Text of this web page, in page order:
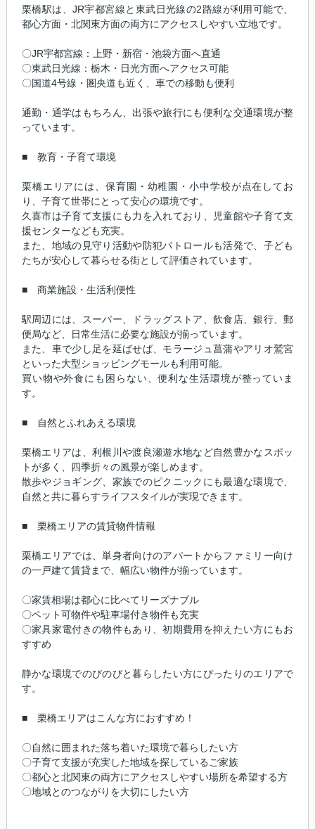
栗橋駅は、JR宇都宮線と東武日光線の2路線が利用可能で、
都心方面・北関東方面の両方にアクセスしやすい立地です。
〇JR宇都宮線：上野・新宿・池袋方面へ直通
〇東武日光線：栃木・日光方面へアクセス可能
〇国道4号線・圏央道も近く、車での移動も便利
通勤・通学はもちろん、出張や旅行にも便利な交通環境が整
っています。
■ 教育・子育て環境
栗橋エリアには、保育園・幼稚園・小中学校が点在してお
り、子育て世帯にとって安心の環境です。
久喜市は子育て支援にも力を入れており、児童館や子育て支
援センターなども充実。
また、地域の見守り活動や防犯パトロールも活発で、子ども
たちが安心して暮らせる街として評価されています。
■ 商業施設・生活利便性
駅周辺には、スーパー、ドラッグストア、飲食店、銀行、郵
便局など、日常生活に必要な施設が揃っています。
また、車で少し足を延ばせば、モラージュ菖蒲やアリオ鷲宮
といった大型ショッピングモールも利用可能。
買い物や外食にも困らない、便利な生活環境が整っていま
す。
■ 自然とふれあえる環境
栗橋エリアは、利根川や渡良瀬遊水地など自然豊かなスポッ
トが多く、四季折々の風景が楽しめます。
散歩やジョギング、家族でのピクニックにも最適な環境で、
自然と共に暮らすライフスタイルが実現できます。
■ 栗橋エリアの賃貸物件情報
栗橋エリアでは、単身者向けのアパートからファミリー向け
の一戸建て賃貸まで、幅広い物件が揃っています。
〇家賃相場は都心に比べてリーズナブル
〇ペット可物件や駐車場付き物件も充実
〇家具家電付きの物件もあり、初期費用を抑えたい方にもお
すすめ
静かな環境でのびのびと暮らしたい方にぴったりのエリアで
す。
■ 栗橋エリアはこんな方におすすめ！
〇自然に囲まれた落ち着いた環境で暮らしたい方
〇子育て支援が充実した地域を探しているご家族
〇都心と北関東の両方にアクセスしやすい場所を希望する方
〇地域とのつながりを大切にしたい方